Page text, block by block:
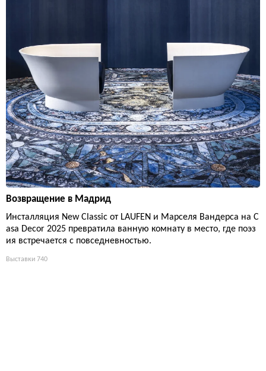
Возвращение в Мадрид
Инсталляция New Classic от LAUFEN и Марселя Вандерса на C
asa Decor 2025 превратила ванную комнату в место, где поэз
ия встречается с повседневностью.
Выставки 740